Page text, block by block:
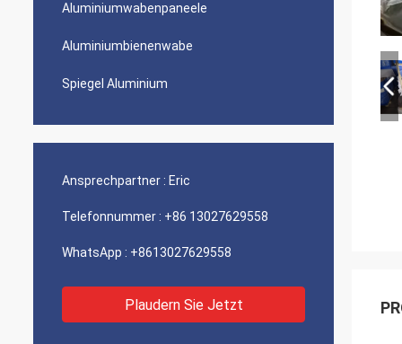
Aluminiumwabenpaneele
Aluminiumbienenwabe
Spiegel Aluminium
Ansprechpartner : Eric
Telefonnummer : +86 13027629558
WhatsApp : +8613027629558
Plaudern Sie Jetzt